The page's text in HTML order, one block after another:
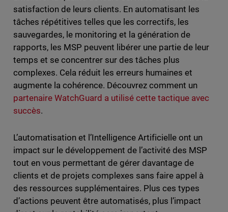
satisfaction de leurs clients. En automatisant les
tâches répétitives telles que les correctifs, les
sauvegardes, le monitoring et la génération de
rapports, les MSP peuvent libérer une partie de leur
temps et se concentrer sur des tâches plus
complexes. Cela réduit les erreurs humaines et
augmente la cohérence. Découvrez comment un
partenaire WatchGuard a utilisé cette tactique avec
succès.
L’automatisation et l’Intelligence Artificielle ont un
impact sur le développement de l’activité des MSP
tout en vous permettant de gérer davantage de
clients et de projets complexes sans faire appel à
des ressources supplémentaires. Plus ces types
d’actions peuvent être automatisés, plus l’impact